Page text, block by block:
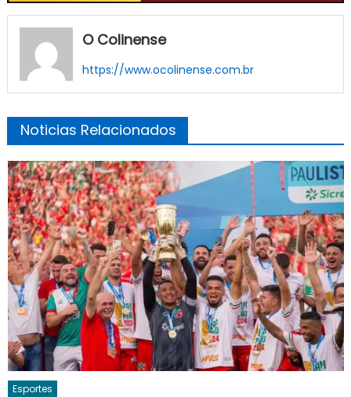
O Colinense
https://www.ocolinense.com.br
Noticias Relacionados
Esportes